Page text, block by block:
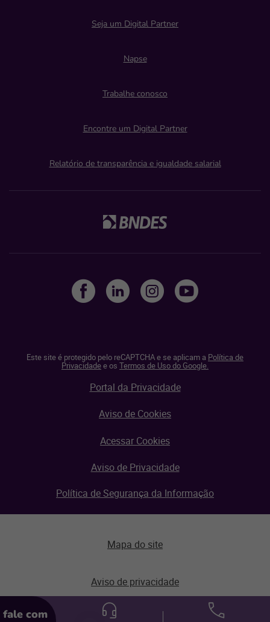
fale com
Seja um Digital Partner
Napse
Trabalhe conosco
Encontre um Digital Partner
Relatório de transparência e igualdade salarial
Este site é protegido pelo reCAPTCHA e se aplicam a Política de
Privacidadee os Termos de Uso do Google.
Portal da Privacidade
Aviso de Cookies
Acessar Cookies
Aviso de Privacidade
Política de Segurança da Informação
© Linx 2026.
Mapa do site
Aviso de privacidade